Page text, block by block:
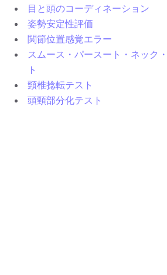
目と頭のコーディネーション
姿勢安定性評価
関節位置感覚エラー
スムース・パースート・ネック
ト
頸椎捻転テスト
頭頸部分化テスト